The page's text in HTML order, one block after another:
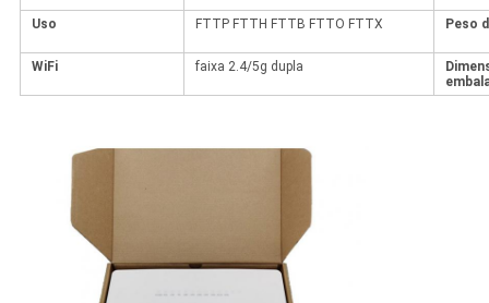
Uso FTTP FTTH FTTB FTTO FTTX Peso
WiFi faixa 2.4/5g dupla